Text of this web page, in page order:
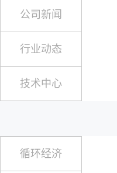
公司新闻
行业动态
技术中心
循环经济